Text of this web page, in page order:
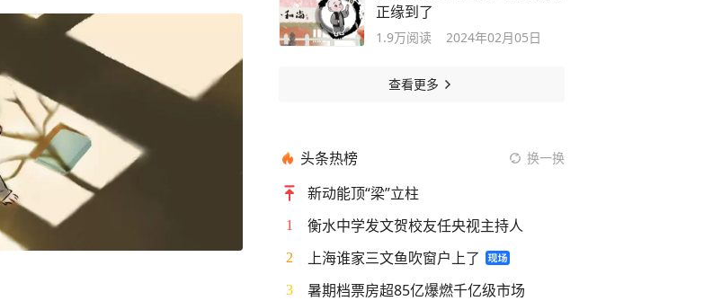
正缘到了
1.9万阅读 2024年02月05日
查看更多
头条热榜 换一换
新动能顶“梁”立柱
1 衡水中学发文贺校友任央视主持人
2 上海谁家三文鱼吹窗户上了
3 暑期档票房超85亿爆燃千亿级市场